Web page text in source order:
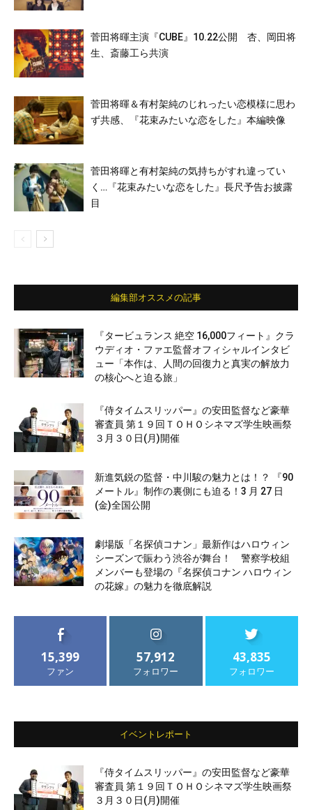
菅田将暉主演『CUBE』10.22公開 杏、岡田将
生、斎藤工ら共演
菅田将暉＆有村架純のじれったい恋模様に思わ
ず共感、『花束みたいな恋をした』本編映像
菅田将暉と有村架純の気持ちがすれ違ってい
く…『花束みたいな恋をした』長尺予告お披露
目
編集部オススメの記事
『タービュランス 絶空 16,000フィート』クラ
ウディオ・ファエ監督オフィシャルインタビ
ュー「本作は、人間の回復力と真実の解放力
の核心へと迫る旅」
『侍タイムスリッパー』の安田監督など豪華
審査員 第１９回ＴＯＨＯシネマズ学生映画祭
３月３０日(月)開催
新進気鋭の監督・中川駿の魅力とは！？ 『90
メートル』制作の裏側にも迫る！3 月 27 日
(金)全国公開
劇場版「名探偵コナン」最新作はハロウィン
シーズンで賑わう渋谷が舞台！ 警察学校組
メンバーも登場の『名探偵コナン ハロウィン
の花嫁』の魅力を徹底解説
15,399
ファン
57,912
フォロワー
43,835
フォロワー
イベントレポート
『侍タイムスリッパー』の安田監督など豪華
審査員 第１９回ＴＯＨＯシネマズ学生映画祭
３月３０日(月)開催